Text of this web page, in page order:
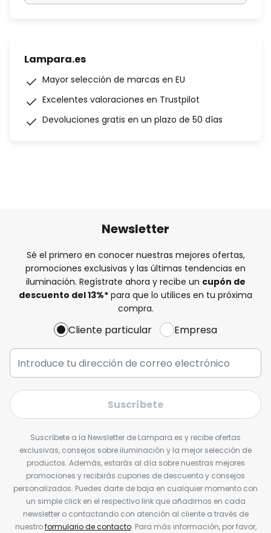
Lampara.es
Mayor selección de marcas en EU
Excelentes valoraciones en Trustpilot
Devoluciones gratis en un plazo de 50 días
Newsletter
Sé el primero en conocer nuestras mejores ofertas,
promociones exclusivas y las últimas tendencias en
iluminación. Regístrate ahora y recibe un cupón de
descuento del13%* para que lo utilices en tu próxima
compra.
Cliente particular Empresa
Suscríbete
Suscríbete a la Newsletter de Lampara.es y recibe ofertas
exclusivas, consejos sobre iluminación y la mejor selección de
productos. Además, estarás al día sobre nuestras mejores
promociones y recibirás cupones de descuento y consejos
personalizados. Puedes darte de baja en cualquier momento con
un simple click en el respectivo link que añadimos en cada
newsletter o contactando con atención al cliente a través de
nuestroformulario de contacto. Para más información, por favor,